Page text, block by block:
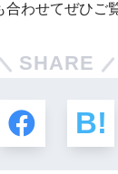
わせてぜひご
SHARE